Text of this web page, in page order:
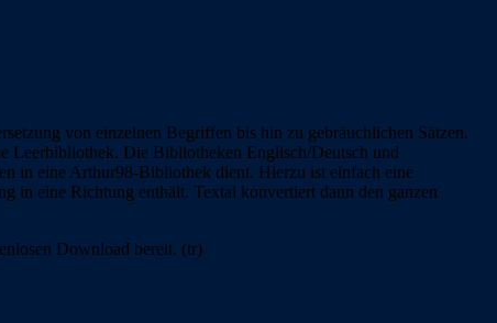
von einzelnen Begriffen bis hin zu gebräuchlichen Sätzen.
Leerbibliothek. Die Bibliotheken Englisch/Deutsch und
in eine Arthur98-Bibliothek dient. Hierzu ist einfach eine
in eine Richtung enthält. Textal konvertiert dann den ganzen
Download bereit. (tr)